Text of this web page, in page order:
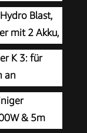
m²/h,
Blast,
mit 2 Akku,
Balkon- und
mit 6-in-1
K 3: für
an
m²/h. Mit
Vario
& 5m